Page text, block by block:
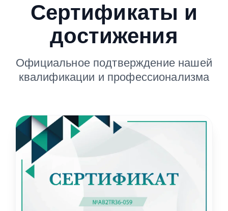
Сертификаты и
достижения
Официальное подтверждение нашей
квалификации и профессионализма